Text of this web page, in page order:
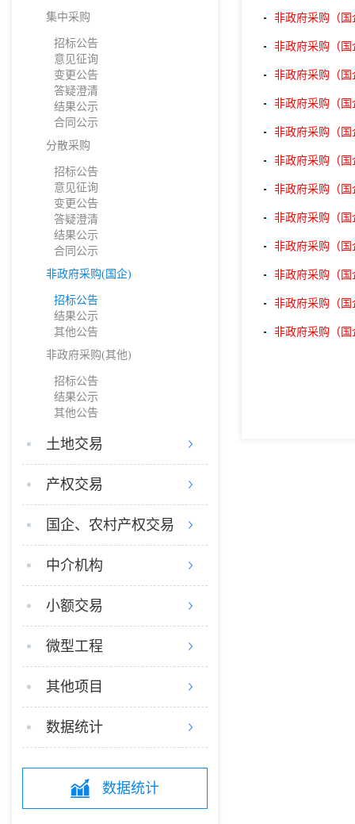
集中采购
招标公告
意见征询
变更公告
答疑澄清
结果公示
合同公示
分散采购
招标公告
意见征询
变更公告
答疑澄清
结果公示
合同公示
非政府采购(国企)
招标公告
结果公示
其他公告
非政府采购(其他)
招标公告
结果公示
其他公告
土地交易
产权交易
国企、农村产权交易
中介机构
小额交易
微型工程
其他项目
数据统计
数据统计
非政府采购（国
非政府采购（国
非政府采购（国
非政府采购（国
非政府采购（国
非政府采购（国
非政府采购（国
非政府采购（国
非政府采购（国
非政府采购（国
非政府采购（国
非政府采购（国